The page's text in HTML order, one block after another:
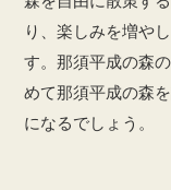
り、楽しみを増や
す。那須平成の森
めて那須平成の森
になるでしょう。